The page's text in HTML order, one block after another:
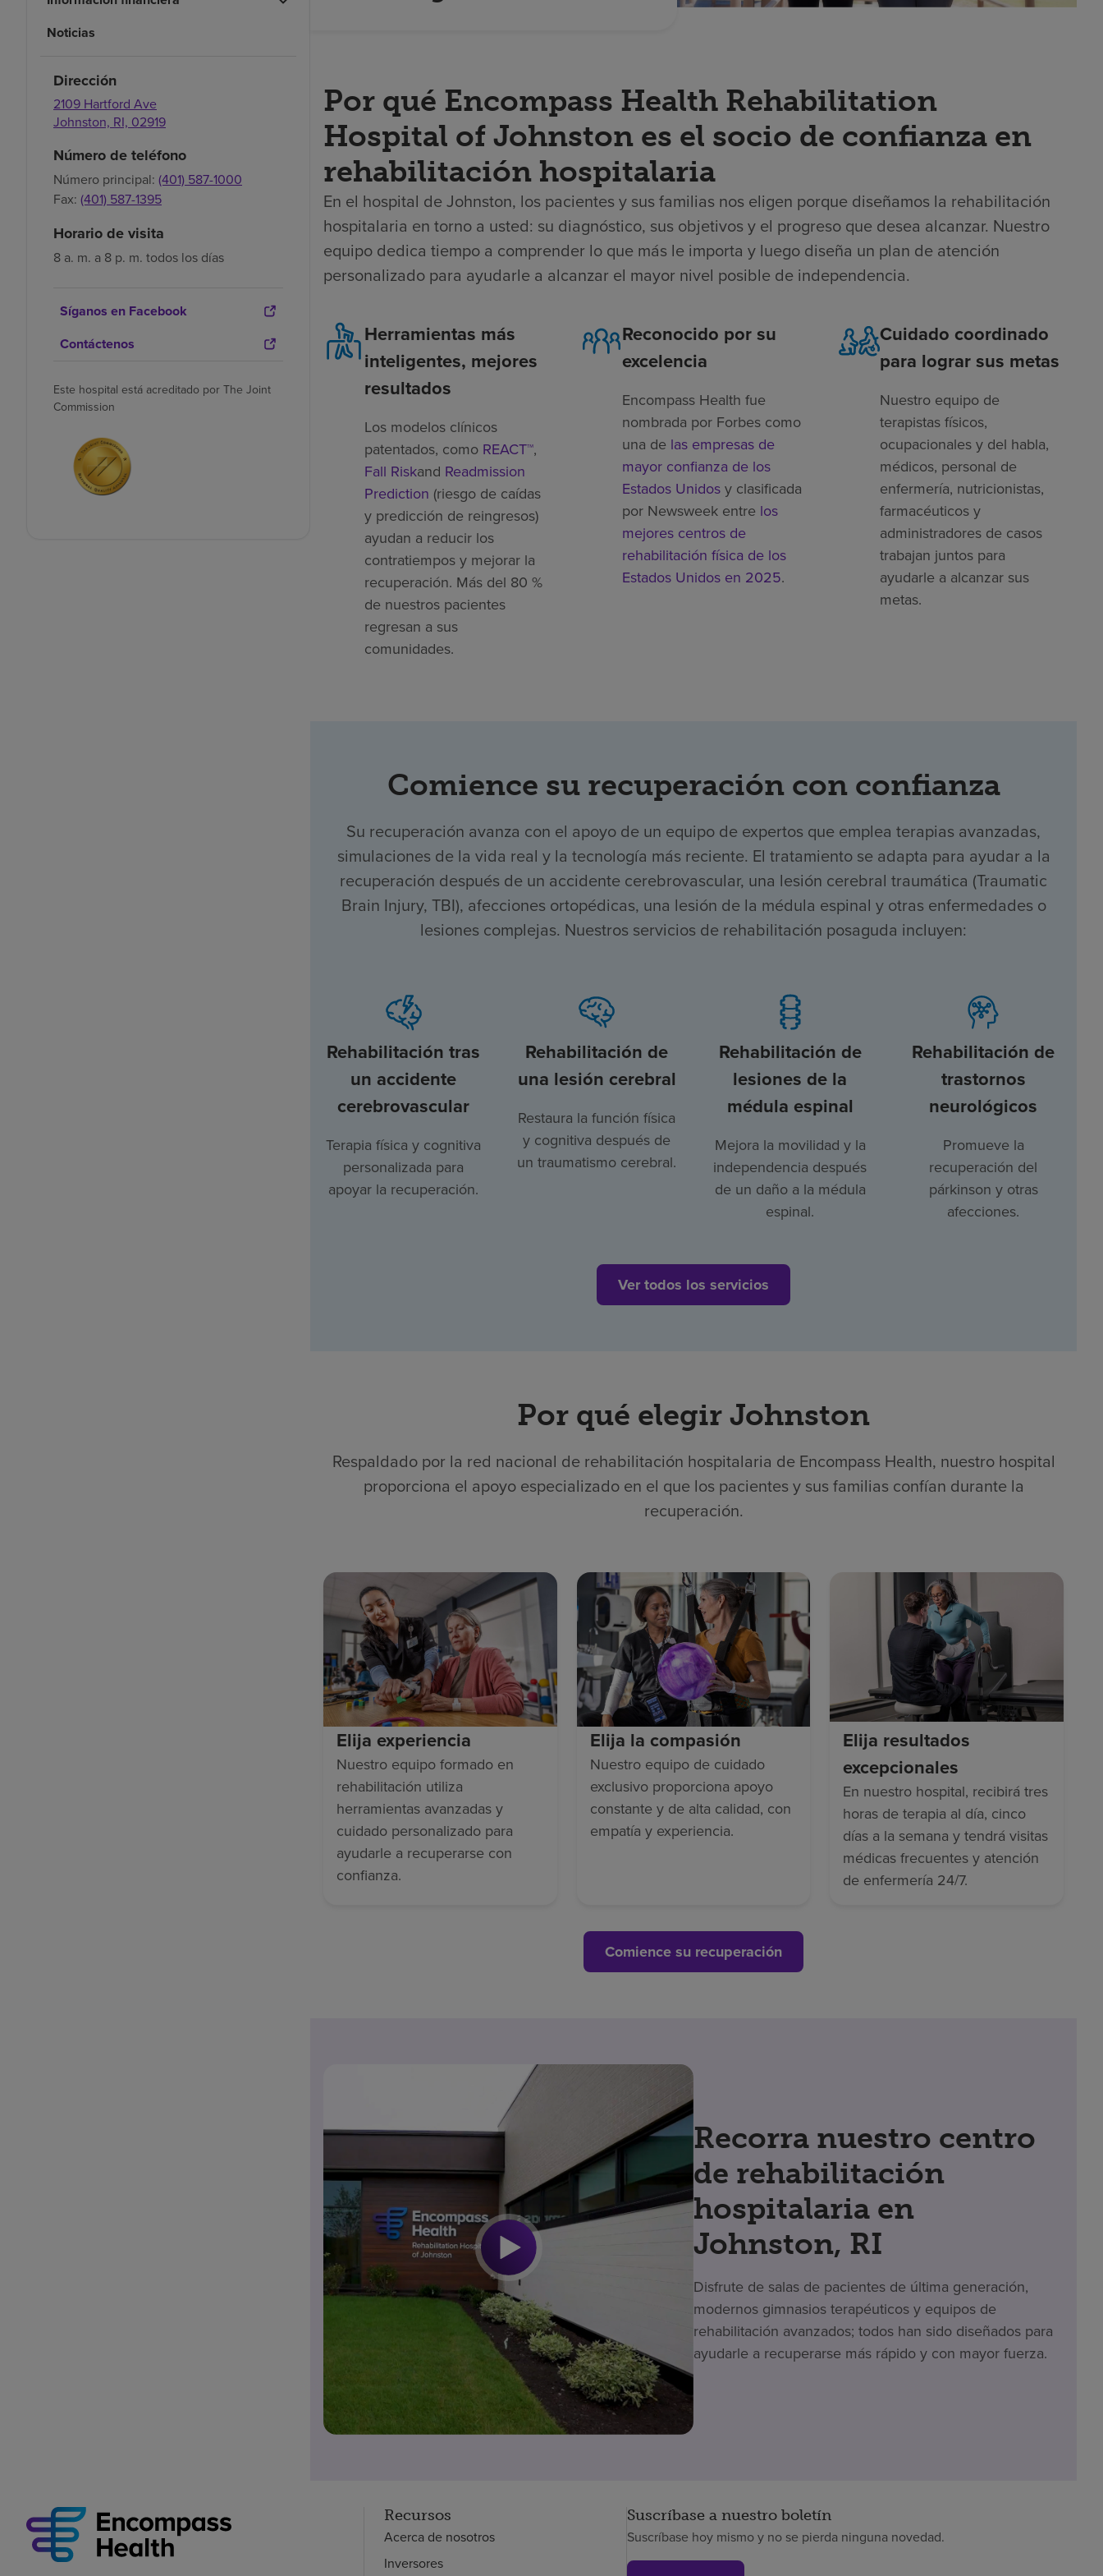
Noticias
Dirección
2109 Hartford Ave
Johnston, RI, 02919
Número de teléfono
Número principal: (401) 587-1000
Fax: (401) 587-1395
Horario de visita
8 a. m. a 8 p. m. todos los días
Síganos en Facebook
Contáctenos
Este hospital está acreditado por The Joint
Commission
Por qué Encompass Health Rehabilitation
Hospital of Johnston es el socio de confianza en
rehabilitación hospitalaria
En el hospital de Johnston, los pacientes y sus familias nos eligen porque diseñamos la rehabilitación
hospitalaria en torno a usted: su diagnóstico, sus objetivos y el progreso que desea alcanzar. Nuestro
equipo dedica tiempo a comprender lo que más le importa y luego diseña un plan de atención
personalizado para ayudarle a alcanzar el mayor nivel posible de independencia.
Herramientas más
inteligentes, mejores
resultados
Los modelos clínicos
patentados, como REACT™,
Fall Riskand Readmission
Prediction (riesgo de caídas
y predicción de reingresos)
ayudan a reducir los
contratiempos y mejorar la
recuperación. Más del 80 %
de nuestros pacientes
regresan a sus
comunidades.
Reconocido por su
excelencia
Encompass Health fue
nombrada por Forbes como
una de las empresas de
mayor confianza de los
Estados Unidosy clasificada
por Newsweek entre los
mejores centros de
rehabilitación física de los
Estados Unidos en 2025.
Cuidado coordinado
para lograr sus metas
Nuestro equipo de
terapistas físicos,
ocupacionales y del habla,
médicos, personal de
enfermería, nutricionistas,
farmacéuticos y
administradores de casos
trabajan juntos para
ayudarle a alcanzar sus
metas.
Comience su recuperación con confianza
Su recuperación avanza con el apoyo de un equipo de expertos que emplea terapias avanzadas,
simulaciones de la vida real y la tecnología más reciente. El tratamiento se adapta para ayudar a la
recuperación después de un accidente cerebrovascular, una lesión cerebral traumática (Traumatic
Brain Injury, TBI), afecciones ortopédicas, una lesión de la médula espinal y otras enfermedades o
lesiones complejas. Nuestros servicios de rehabilitación posaguda incluyen:
Rehabilitación tras
un accidente
cerebrovascular
Terapia física y cognitiva
personalizada para
apoyar la recuperación.
Rehabilitación de
una lesión cerebral
Restaura la función física
y cognitiva después de
un traumatismo cerebral.
Rehabilitación de
lesiones de la
médula espinal
Mejora la movilidad y la
independencia después
de un daño a la médula
espinal.
Rehabilitación de
trastornos
neurológicos
Promueve la
recuperación del
párkinson y otras
afecciones.
Ver todos los servicios
Por qué elegir Johnston
Respaldado por la red nacional de rehabilitación hospitalaria de Encompass Health, nuestro hospital
proporciona el apoyo especializado en el que los pacientes y sus familias confían durante la
recuperación.
Elija experiencia
Nuestro equipo formado en
rehabilitación utiliza
herramientas avanzadas y
cuidado personalizado para
ayudarle a recuperarse con
confianza.
Elija la compasión
Nuestro equipo de cuidado
exclusivo proporciona apoyo
constante y de alta calidad, con
empatía y experiencia.
Elija resultados
excepcionales
En nuestro hospital, recibirá tres
horas de terapia al día, cinco
días a la semana y tendrá visitas
médicas frecuentes y atención
de enfermería 24/7.
Comience su recuperación
Recorra nuestro centro
de rehabilitación
hospitalaria en
Johnston, RI
Disfrute de salas de pacientes de última generación,
modernos gimnasios terapéuticos y equipos de
rehabilitación avanzados; todos han sido diseñados para
ayudarle a recuperarse más rápido y con mayor fuerza.
Recursos
Acerca de nosotros
Inversores
Suscríbase a nuestro boletín
Suscríbase hoy mismo y no se pierda ninguna novedad.